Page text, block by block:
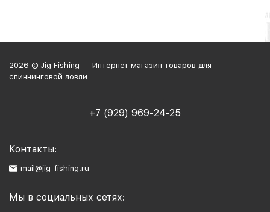
2026 © Jig Fishing — Интернет магазин товаров для
спиннинговой ловли
+7 (929) 969-24-25
Контакты:
mail@jig-fishing.ru
Мы в социальных сетях: